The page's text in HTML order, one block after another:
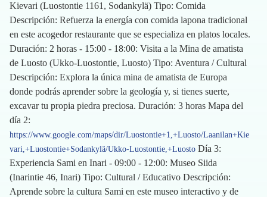
Kievari (Luostontie 1161, Sodankylä) Tipo: Comida
Descripción: Refuerza la energía con comida lapona tradicional
en este acogedor restaurante que se especializa en platos locales.
Duración: 2 horas - 15:00 - 18:00: Visita a la Mina de amatista
de Luosto (Ukko-Luostontie, Luosto) Tipo: Aventura / Cultural
Descripción: Explora la única mina de amatista de Europa
donde podrás aprender sobre la geología y, si tienes suerte,
excavar tu propia piedra preciosa. Duración: 3 horas Mapa del
día 2:
https://www.google.com/maps/dir/Luostontie+1,+Luosto/Laanilan+Kie
vari,+Luostontie+Sodankylä/Ukko-Luostontie,+Luosto Día 3:
Experiencia Sami en Inari - 09:00 - 12:00: Museo Siida
(Inarintie 46, Inari) Tipo: Cultural / Educativo Descripción:
Aprende sobre la cultura Sami en este museo interactivo y de